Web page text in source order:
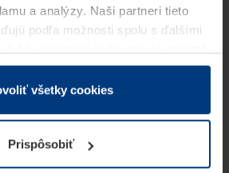
a analýzy. Naši partneri tieto
podľa možnosti spolu s ďalšími
služieb.
môžeme cookies ukladať na Vašom
Pre všetky ostatné typy cookie
Vaše povolenie môžete
odvolať vo vysvetlení cookie
všetky cookies
Prispôsobiť